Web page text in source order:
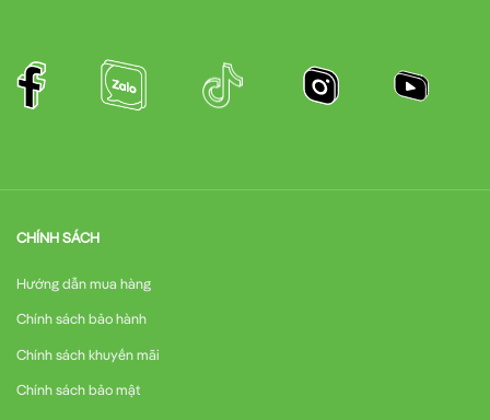
CHÍNH SÁCH
Hướng dẫn mua hàng
Chính sách bảo hành
Chính sách khuyến mãi
Chính sách bảo mật